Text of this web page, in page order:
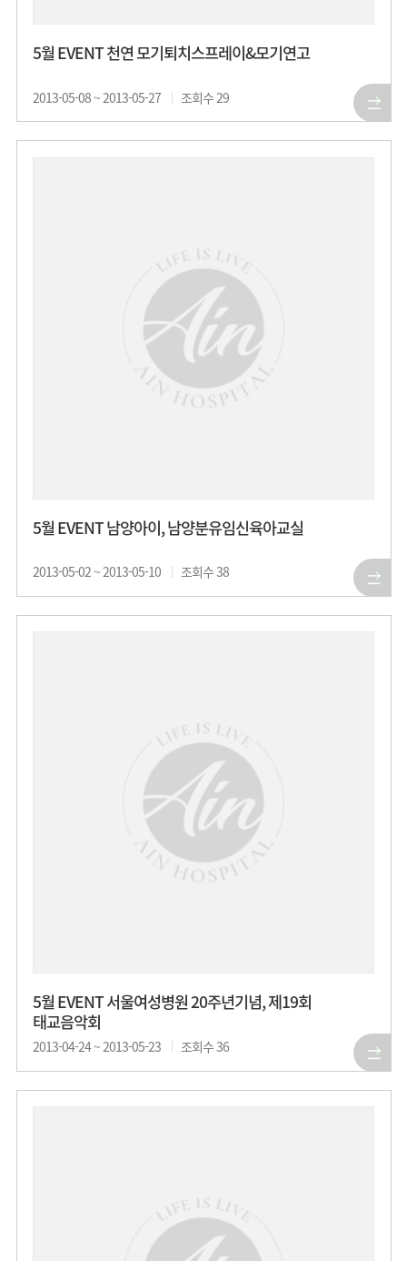
5월 EVENT 천연 모기퇴치스프레이&모기연고
2013-05-08 ~ 2013-05-27 조회수29
5월 EVENT 남양아이, 남양분유임신육아교실
2013-05-02 ~ 2013-05-10 조회수38
5월 EVENT 서울여성병원 20주년기념, 제19회
태교음악회
2013-04-24 ~ 2013-05-23 조회수36